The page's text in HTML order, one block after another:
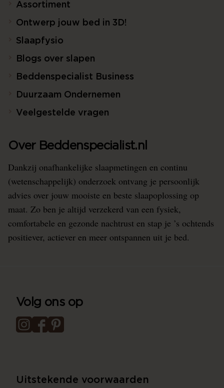
Assortiment
Ontwerp jouw bed in 3D!
Slaapfysio
Blogs over slapen
Beddenspecialist Business
Duurzaam Ondernemen
Veelgestelde vragen
Over Beddenspecialist.nl
Dankzij onafhankelijke slaapmetingen en continu
(wetenschappelijk) onderzoek ontvang je persoonlijk
advies over jouw mooiste en beste slaapoplossing op
maat. Zo ben je altijd verzekerd van een fysiek,
comfortabele en gezonde nachtrust en stap je ’s ochtends
positiever, actiever en meer ontspannen uit je bed.
Volg ons op
Uitstekende voorwaarden